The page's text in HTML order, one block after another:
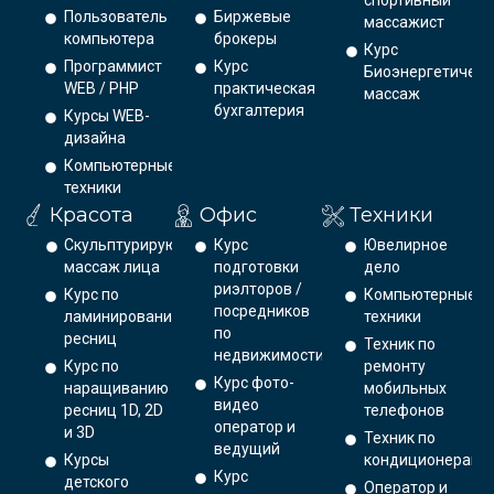
Пользователь
компьютера
Программист
WEB / PHP
Курсы WEB-
дизайна
Компьютерные
техники
Биржевые
брокеры
Курс
практическая
бухгалтерия
массажист
Курс
массаж
Красота
Скульптурирующий
массаж лица
Курс по
ламинированию
ресниц
Курс по
наращиванию
ресниц 1D, 2D
и 3D
Курсы
детского
Офис
Курс
подготовки
риэлторов /
посредников
по
недвижимости
Курс фото-
видео
оператор и
ведущий
Курс
Техники
Ювелирное
дело
Компьютерные
техники
Техник по
ремонту
мобильных
телефонов
Техник по
кондиционерам
Оператор и